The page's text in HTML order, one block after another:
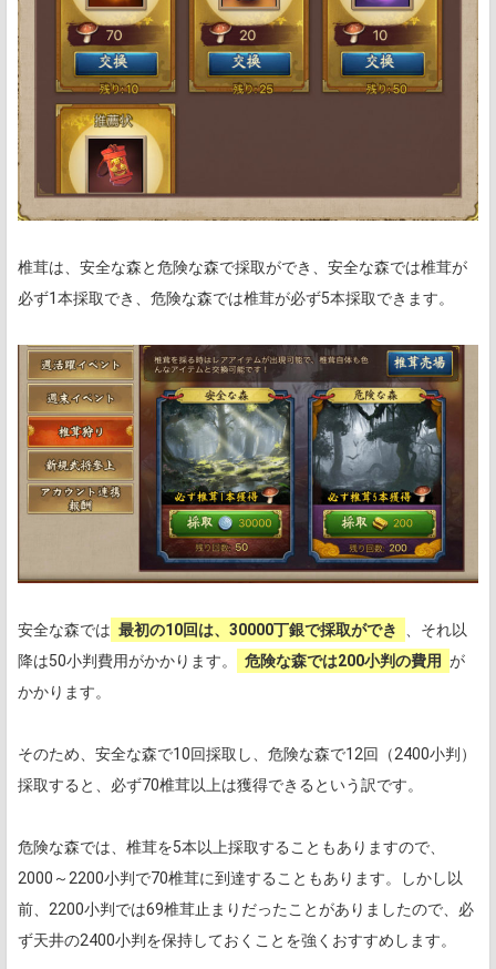
椎茸は、安全な森と危険な森で採取ができ、安全な森では椎茸が
必ず1本採取でき、危険な森では椎茸が必ず5本採取できます。
安全な森では 最初の10回は、30000丁銀で採取ができ
、それ以
降は50小判費用がかかります。
危険な森では200小判の費用 が
かかります。
そのため、安全な森で10回採取し、危険な森で12回（2400小判）
採取すると、必ず70椎茸以上は獲得できるという訳です。
危険な森では、椎茸を5本以上採取することもありますので、
2000～2200小判で70椎茸に到達することもあります。しかし以
前、2200小判では69椎茸止まりだったことがありましたので、必
ず天井の2400小判を保持しておくことを強くおすすめします。